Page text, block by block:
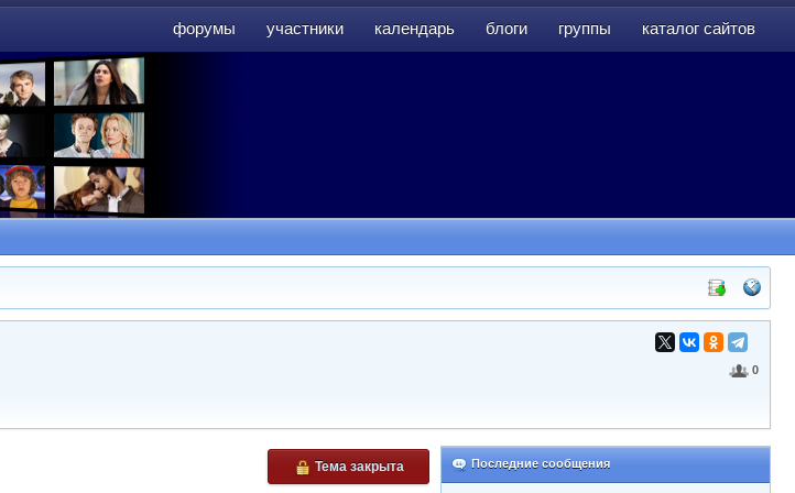
форумы участники календарь блоги группы каталог сайтов
0
Последние сообщения
Тема закрыта